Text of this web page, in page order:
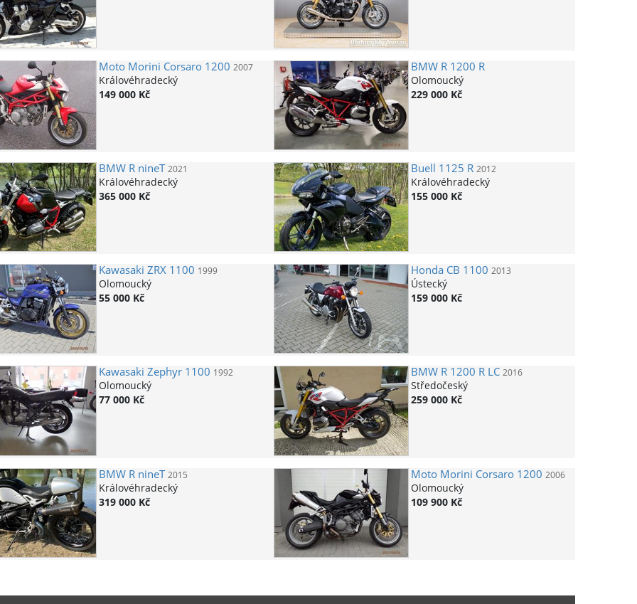
Moto Morini Corsaro 1200 2007
Královéhradecký
149 000 Kč
BMW R 1200 R
Olomoucký
229 000 Kč
BMW R nineT 2021
Královéhradecký
365 000 Kč
Buell 1125 R 2012
Královéhradecký
155 000 Kč
Kawasaki ZRX 1100 1999
Olomoucký
55 000 Kč
Honda CB 1100 2013
Ústecký
159 000 Kč
Kawasaki Zephyr 1100 1992
Olomoucký
77 000 Kč
BMW R 1200 R LC 2016
Středočeský
259 000 Kč
BMW R nineT 2015
Královéhradecký
319 000 Kč
Moto Morini Corsaro 1200 2006
Olomoucký
109 900 Kč